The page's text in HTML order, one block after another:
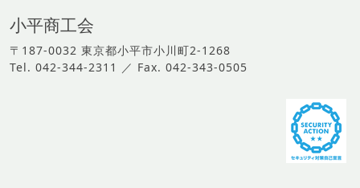
小平商工会
〒187-0032 東京都小平市小川町2-1268
Tel. 042-344-2311 ／ Fax. 042-343-0505